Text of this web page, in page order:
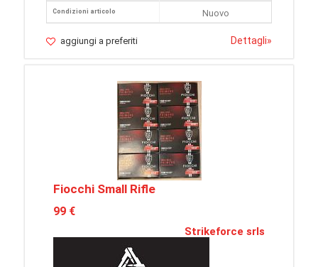
Condizioni articolo
Nuovo
aggiungi a preferiti Dettagli»
Fiocchi Small Rifle
99 €
Strikeforce srls